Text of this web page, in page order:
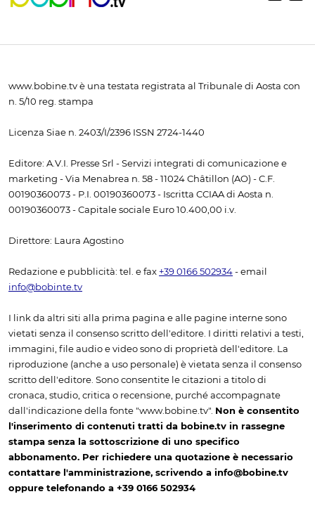
www.bobine.tv è una testata registrata al Tribunale di Aosta con
n. 5/10 reg. stampa
Licenza Siae n. 2403/I/2396 ISSN 2724-1440
Editore: A.V.I. Presse Srl - Servizi integrati di comunicazione e
marketing - Via Menabrea n. 58 - 11024 Châtillon (AO) - C.F.
00190360073 - P.I. 00190360073 - Iscritta CCIAA di Aosta n.
00190360073 - Capitale sociale Euro 10.400,00 i.v.
Direttore: Laura Agostino
Redazione e pubblicità: tel. e fax +39 0166 502934 - email
info@bobinte.tv
I link da altri siti alla prima pagina e alle pagine interne sono
vietati senza il consenso scritto dell'editore. I diritti relativi a testi,
immagini, file audio e video sono di proprietà dell'editore. La
riproduzione (anche a uso personale) è vietata senza il consenso
scritto dell'editore. Sono consentite le citazioni a titolo di
cronaca, studio, critica o recensione, purché accompagnate
dall'indicazione della fonte "www.bobine.tv". Non è consentito
l'inserimento di contenuti tratti da bobine.tv in rassegne
stampa senza la sottoscrizione di uno specifico
abbonamento. Per richiedere una quotazione è necessario
contattare l'amministrazione, scrivendo a info@bobine.tv
oppure telefonando a +39 0166 502934